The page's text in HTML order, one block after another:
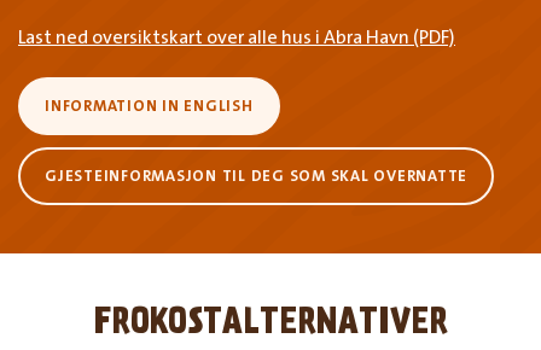
Last ned oversiktskart over alle hus i Abra Havn (PDF)
INFORMATION IN ENGLISH
GJESTEINFORMASJON TIL DEG SOM SKAL OVERNATTE
FROKOSTALTERNATIVER